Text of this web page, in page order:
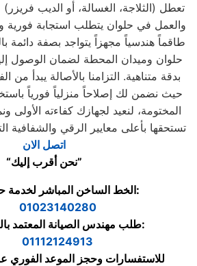
تعطل (الثلاجة، الغسالة، أو الديب
والعمل في حلوان يتطلب استجابة فورية
طاقماً هندسياً مجهزاً يتواجد بصفة
حلوان وميدان المحطة لضمان الوصول
بدقة متناهية. التزامنا بالأصالة يبدأ
حيث نضمن لك إصلاحاً منزلياً فورياً
المختومة، لنعيد لجهازك كفاءته الأولى
تستحقها بأعلى معايير الرقي والشفافية
اتصل الان
“نحن أقرب إليك”
الخط الساخن المباشر لخدمة حلوان:
01023140280
طلب مهندس الصيانة المعتمد بالقاهرة:
01112124913
للاستفسارات وحجز الموعد الفوري